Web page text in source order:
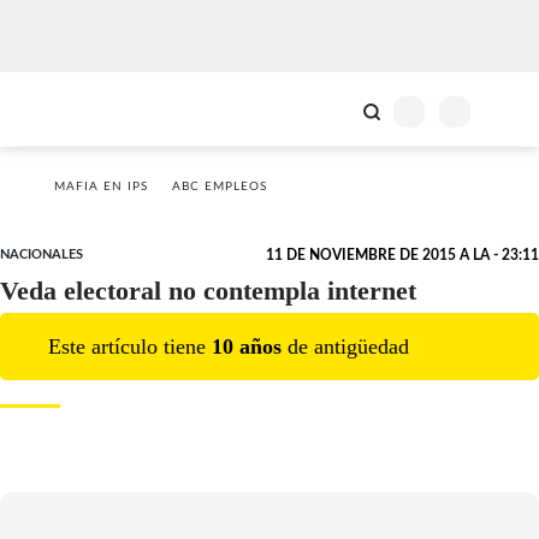
MAFIA EN IPS ABC EMPLEOS
NACIONALES 11 DE NOVIEMBRE DE 2015 A LA - 23:11
Veda electoral no contempla internet
Este artículo tiene 10 años de antigüedad